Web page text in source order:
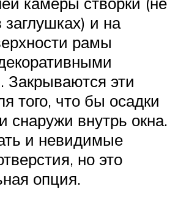
и на
рамы
Закрываются эти
того, что бы осадки
снаружи внутрь окна.
и невидимые
но это
опция.